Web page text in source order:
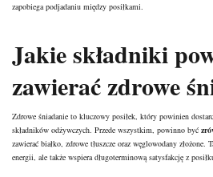
zapobiega podjadaniu między posiłkami.
Jakie składniki
zawierać zdrowe
Zdrowe śniadanie to kluczowy posiłek, który powinien
składników odżywczych. Przede wszystkim, powinno być
zawierać białko, zdrowe tłuszcze oraz węglowodany
energii, ale także wspiera długoterminową satysfakcję z